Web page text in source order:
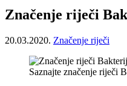
Značenje riječi
20.03.2020. Značenje riječi
Saznajte značenje riječi